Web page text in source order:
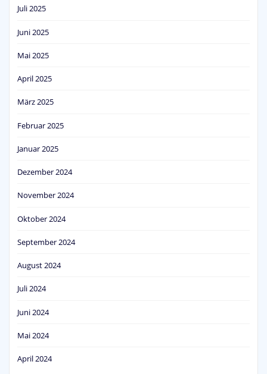
Juli 2025
Juni 2025
Mai 2025
April 2025
März 2025
Februar 2025
Januar 2025
Dezember 2024
November 2024
Oktober 2024
September 2024
August 2024
Juli 2024
Juni 2024
Mai 2024
April 2024